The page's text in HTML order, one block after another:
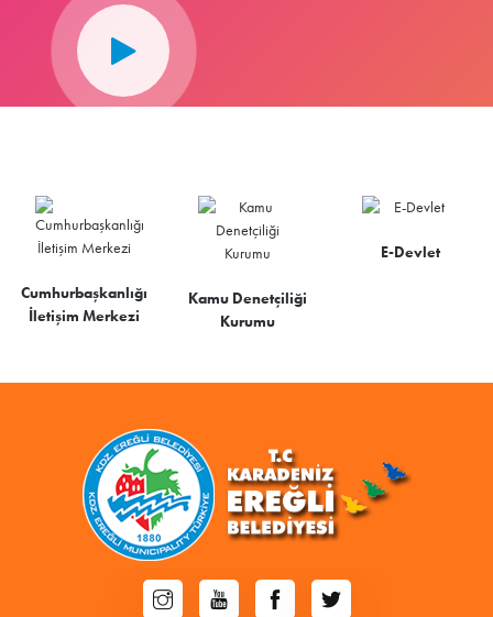
Cumhurbaşkanlığı
İletişim Merkezi
Kamu Denetçiliği
Kurumu
E-Devlet